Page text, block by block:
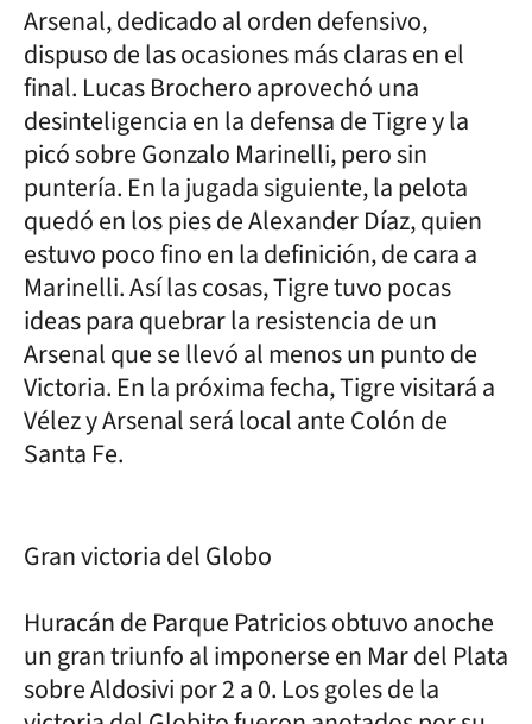
Arsenal, dedicado al orden defensivo,
dispuso de las ocasiones más claras en el
final. Lucas Brochero aprovechó una
desinteligencia en la defensa de Tigre y la
picó sobre Gonzalo Marinelli, pero sin
puntería. En la jugada siguiente, la pelota
quedó en los pies de Alexander Díaz, quien
estuvo poco fino en la definición, de cara a
Marinelli. Así las cosas, Tigre tuvo pocas
ideas para quebrar la resistencia de un
Arsenal que se llevó al menos un punto de
Victoria. En la próxima fecha, Tigre visitará a
Vélez y Arsenal será local ante Colón de
Santa Fe.
Gran victoria del Globo
Huracán de Parque Patricios obtuvo anoche
un gran triunfo al imponerse en Mar del Plata
sobre Aldosivi por 2 a 0. Los goles de la